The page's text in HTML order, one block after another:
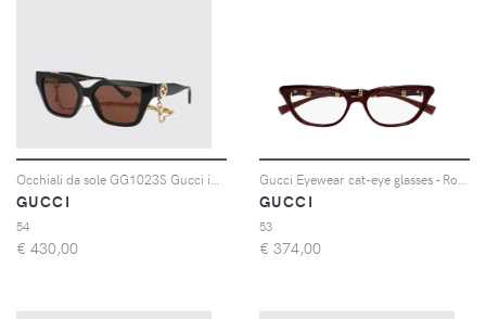
GUCCI
54
€ 430,00
GUCCI
53
€ 374,00